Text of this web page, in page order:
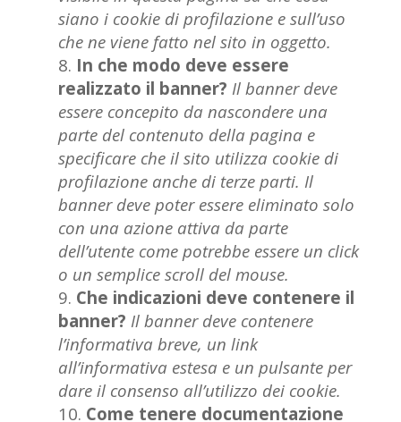
siano i cookie di profilazione e sull’uso
che ne viene fatto nel sito in oggetto.
In che modo deve essere
realizzato il banner? Il banner deve
essere concepito da nascondere una
parte del contenuto della pagina e
specificare che il sito utilizza cookie di
profilazione anche di terze parti. Il
banner deve poter essere eliminato solo
con una azione attiva da parte
dell’utente come potrebbe essere un click
o un semplice scroll del mouse.
Che indicazioni deve contenere il
banner? Il banner deve contenere
l’informativa breve, un link
all’informativa estesa e un pulsante per
dare il consenso all’utilizzo dei cookie.
Come tenere documentazione